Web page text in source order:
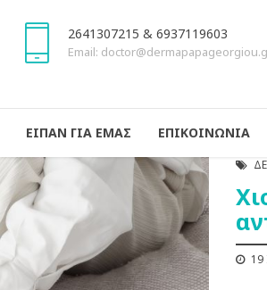
2641307215 & 6937119603
Email:
ΕΙΠΑΝ ΓΙΑ ΕΜΑΣ ΕΠΙΚΟΙΝΩΝΙΑ
19